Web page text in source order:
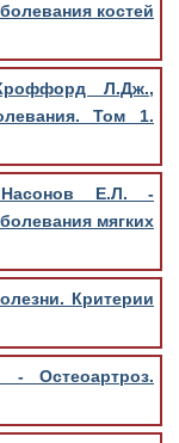
костей
Л.Дж.,
Том 1.
Е.Л. -
мягких
Критерии
- Остеоартроз.